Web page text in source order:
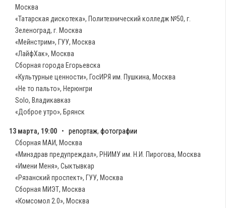
Москва
«Татарская дискотека», Политехнический колледж №50, г.
Зеленоград, г. Москва
«Мейнстрим», ГУУ, Москва
«ЛайфХак», Москва
Сборная города Егорьевска
«Культурные ценности», ГосИРЯ им. Пушкина, Москва
«Не то пальто», Нерюнгри
Solo, Владикавказ
«Доброе утро», Брянск
13 марта, 19:00 • репортаж, фотографии
Сборная МАИ, Москва
«Минздрав предупреждал», РНИМУ им. Н.И. Пирогова, Москва
«Имени Меня», Сыктывкар
«Рязанский проспект», ГУУ, Москва
Сборная МИЭТ, Москва
«Комсомол 2.0», Москва